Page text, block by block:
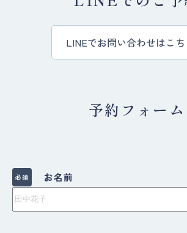
LINEでお問い合わせはこち
予約フォーム
必須 お名前